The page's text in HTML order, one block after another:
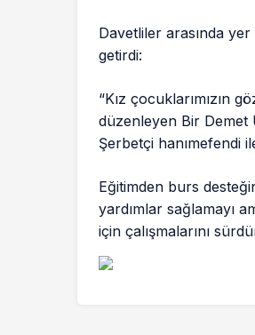
Davetliler arasında
getirdi:
“Kız çocuklarımızın
düzenleyen Bir Demet
Şerbetçi hanımefendi
Eğitimden burs
yardımlar sağlamayı
için çalışmalarını